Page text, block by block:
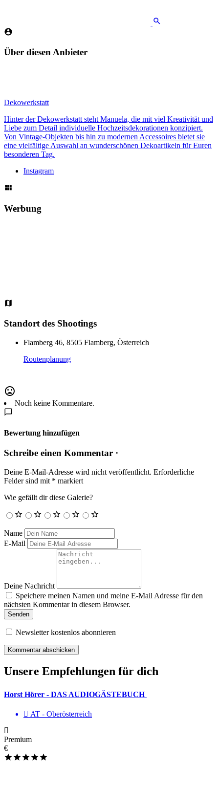
Über diesen Anbieter
Dekowerkstatt
Hinter der Dekowerkstatt steht Manuela, die mit viel Kreativität und
Liebe zum Detail individuelle Hochzeitsdekorationen konzipiert.
Von Vintage-Objekten bis hin zu modernen Accessoires bietet sie
eine vielfältige Auswahl an wunderschönen Dekoartikeln für Euren
besonderen Tag.
Instagram
Werbung
Standort des Shootings
Flamberg 46, 8505 Flamberg, Österreich
Routenplanung
Noch keine Kommentare.
Bewertung hinzufügen
Schreibe einen Kommentar ·
Deine E-Mail-Adresse wird nicht veröffentlicht. Erforderliche
Felder sind mit * markiert
Wie gefällt dir diese Galerie?
Name
E-Mail
Deine Nachricht
Speichere meinen Namen und meine E-Mail Adresse für den
nächsten Kommentar in diesem Browser.
Senden
Newsletter kostenlos abonnieren
Unsere Empfehlungen für dich
Horst Hörer - DAS AUDIOGÄSTEBUCH
AT - Ober­österreich
Premium
€